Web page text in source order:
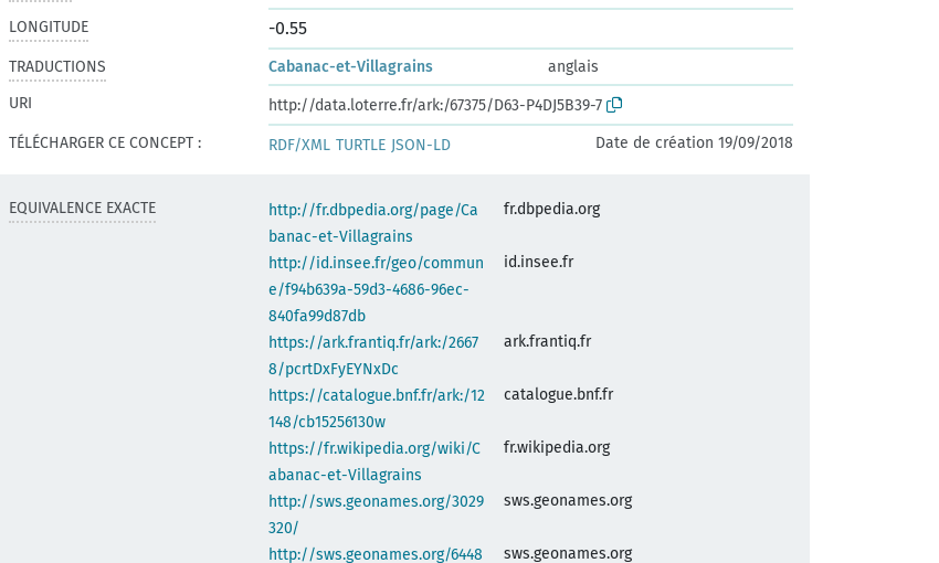
LONGITUDE -0.55
TRADUCTIONS Cabanac-et-Villagrains
anglais
URI
http://data.loterre.fr/ark:/67375/D63-P4DJ5B39-7
TÉLÉCHARGER CE CONCEPT :
RDF/XML TURTLE JSON-LD Date de création 19/09/2018
EQUIVALENCE EXACTE
http://fr.dbpedia.org/page/Ca
banac-et-Villagrains
fr.dbpedia.org
http://id.insee.fr/geo/commun
e/f94b639a-59d3-4686-96ec-
840fa99d87db
id.insee.fr
https://ark.frantiq.fr/ark:/2667
8/pcrtDxFyEYNxDc
ark.frantiq.fr
https://catalogue.bnf.fr/ark:/12
148/cb15256130w
catalogue.bnf.fr
https://fr.wikipedia.org/wiki/C
abanac-et-Villagrains
fr.wikipedia.org
http://sws.geonames.org/3029
320/
sws.geonames.org
http://sws.geonames.org/6448 sws.geonames.org